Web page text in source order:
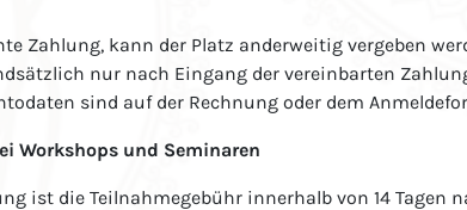
Zahlung, kann der Platz anderweitig vergeben
nur nach Eingang der vereinbarten
sind auf der Rechnung oder dem
Workshops und Seminaren
ist die Teilnahmegebühr innerhalb von 14 Tagen